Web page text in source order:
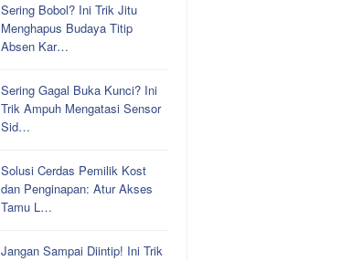
Sering Bobol? Ini Trik Jitu
Menghapus Budaya Titip
Absen Kar…
Sering Gagal Buka Kunci? Ini
Trik Ampuh Mengatasi Sensor
Sid…
Solusi Cerdas Pemilik Kost
dan Penginapan: Atur Akses
Tamu L…
Jangan Sampai Diintip! Ini Trik